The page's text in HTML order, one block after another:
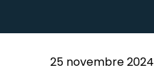
25 novembre 2024